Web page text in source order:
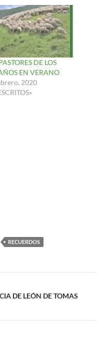
DE LOS
EN VERANO
2020
RECUERDOS
DE LEÓN DE TOMAS